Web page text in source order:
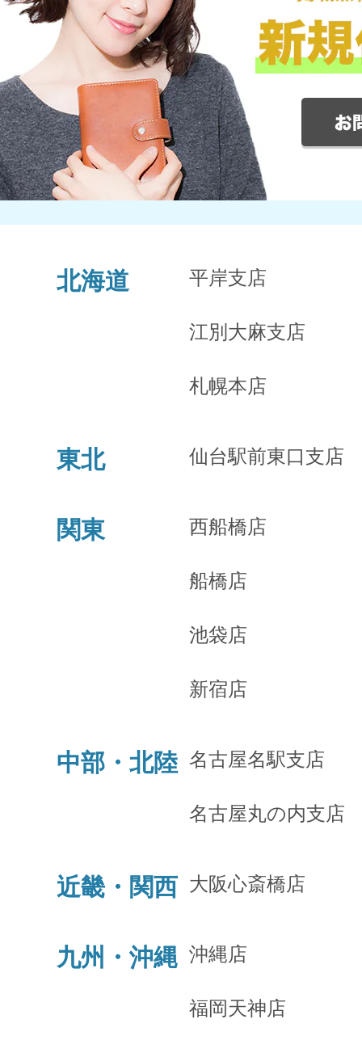
北海道 平岸支店
江別大麻支店
札幌本店
東北 仙台駅前東口支店
関東 西船橋店
船橋店
池袋店
新宿店
中部・北陸 名古屋名駅支店
名古屋丸の内支店
近畿・関西 大阪心斎橋店
九州・沖縄 沖縄店
福岡天神店